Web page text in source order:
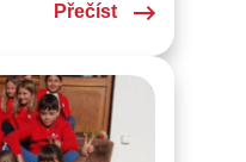
Přečíst